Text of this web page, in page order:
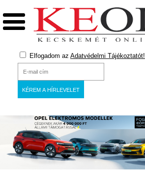
Elfogadom az Adatvédelmi Tájékoztatót!